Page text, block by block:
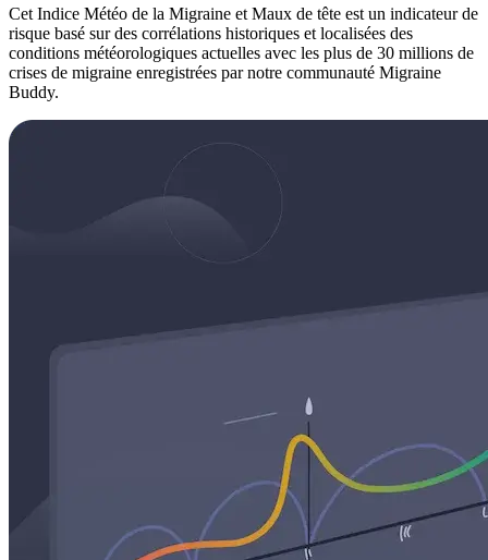
Cet Indice Météo de la Migraine et Maux de tête est un indicateur de
risque basé sur des corrélations historiques et localisées des
conditions météorologiques actuelles avec les plus de 30 millions de
crises de migraine enregistrées par notre communauté Migraine
Buddy.